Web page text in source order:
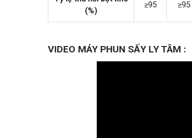
(%)
≥95 ≥95
VIDEO MÁY PHUN SẤY LY TÂM :